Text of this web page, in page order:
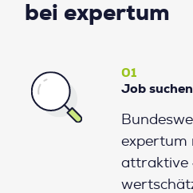
bei expertum
01
Job suchen
expertum
attraktive